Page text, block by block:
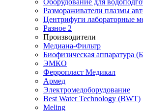
Размораживатели плазмы
Центрифуги лабораторные
Разное 2
Производители
Медиана-Фильтр
Биофизическая аппаратура
ЭМКО
Ферропласт Медикал
Армед
Электромедоборудование
Best Water Technology (BWT)
Meling